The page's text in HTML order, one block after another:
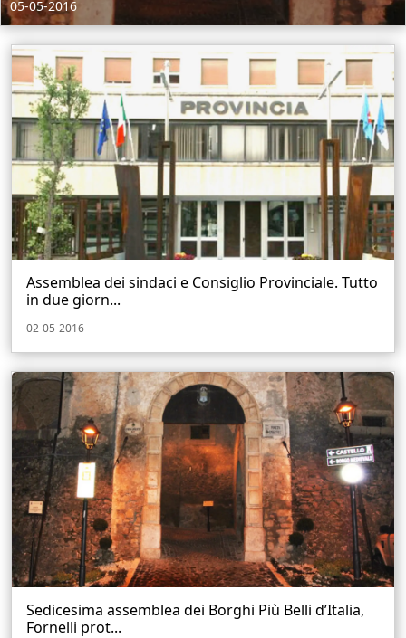
05-05-2016
Assemblea dei sindaci e Consiglio Provinciale. Tutto
in due giorn...
02-05-2016
Sedicesima assemblea dei Borghi Più Belli d’Italia,
Fornelli prot...